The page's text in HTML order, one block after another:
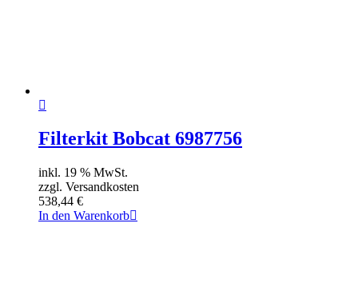
Filterkit Bobcat 6987756
inkl. 19 % MwSt.
zzgl. Versandkosten
538,44 €
In den Warenkorb